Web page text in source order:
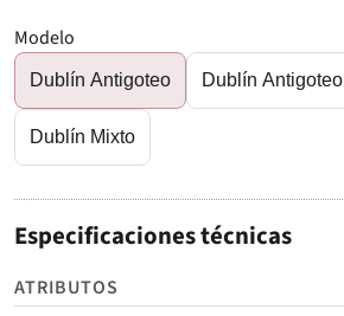
Modelo
Dublín Antigoteo Dublín Antigoteo
Dublín Mixto
Especificaciones técnicas
ATRIBUTOS